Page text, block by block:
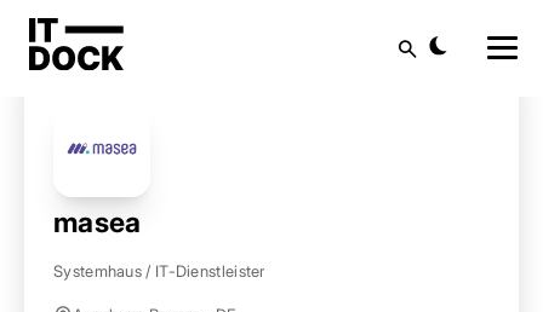
Startseite Anbieter finden
masea
Systemhaus / IT-Dienstleister